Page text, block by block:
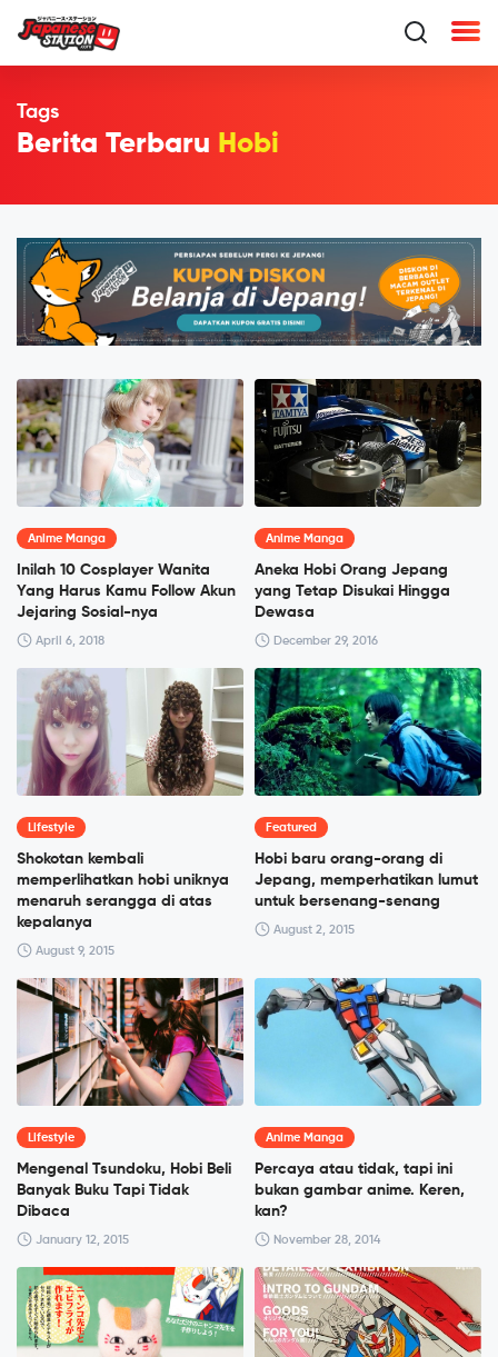
Tags
Berita Terbaru Hobi
Anime Manga
Inilah 10 Cosplayer Wanita
Yang Harus Kamu Follow Akun
Jejaring Sosial-nya
April 6, 2018
Anime Manga
Aneka Hobi Orang Jepang
yang Tetap Disukai Hingga
Dewasa
December 29, 2016
Lifestyle
Shokotan kembali
memperlihatkan hobi uniknya
menaruh serangga di atas
kepalanya
August 9, 2015
Featured
Hobi baru orang-orang di
Jepang, memperhatikan lumut
untuk bersenang-senang
August 2, 2015
Lifestyle
Mengenal Tsundoku, Hobi Beli
Banyak Buku Tapi Tidak
Dibaca
January 12, 2015
Anime Manga
Percaya atau tidak, tapi ini
bukan gambar anime. Keren,
kan?
November 28, 2014